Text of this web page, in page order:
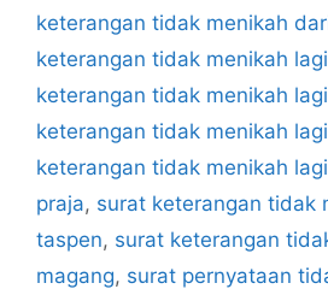
keterangan tidak menikah
keterangan tidak menikah lagi
keterangan tidak menikah
keterangan tidak menikah
keterangan tidak menikah
praja, surat keterangan tidak
taspen, surat keterangan
magang, surat pernyataan